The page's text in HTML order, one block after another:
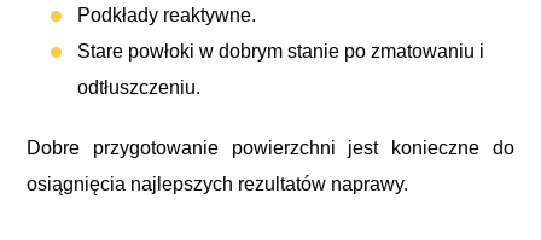
Podkłady reaktywne.
Stare powłoki w dobrym stanie po zmatowaniu i
odtłuszczeniu.
Dobre przygotowanie powierzchni jest konieczne do
osiągnięcia najlepszych rezultatów naprawy.